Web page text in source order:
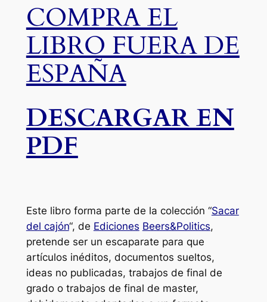
COMPRA EL
LIBRO FUERA DE
ESPAÑA
DESCARGAR EN
PDF
Este libro forma parte de la colección “Sacar
del cajón“, de Ediciones Beers&Politics,
pretende ser un escaparate para que
artículos inéditos, documentos sueltos,
ideas no publicadas, trabajos de final de
grado o trabajos de final de master,